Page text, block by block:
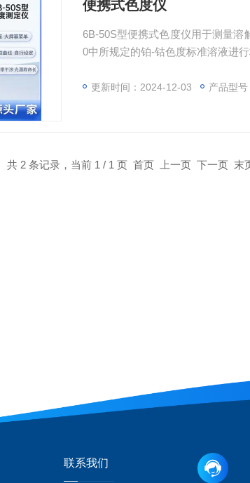
便携式色度仪
6B-50S型便携式色度仪用于测量
0中所规定的铂-钴色度标准溶液进行
更新时间：2024-12-03 产品型
共 2 条记录，当前 1 / 1 页 首页 上一页 下一页 末
联系我们